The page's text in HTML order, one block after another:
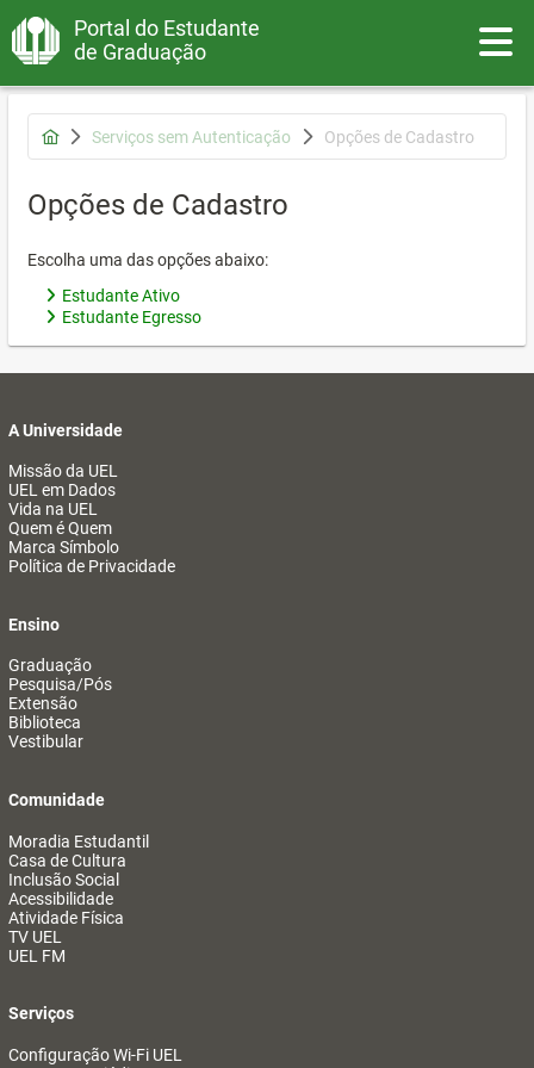
Portal do Estudante
de Graduação
Serviços sem Autenticação Opções de Cadastro
Opções de Cadastro
Escolha uma das opções abaixo:
Estudante Ativo
Estudante Egresso
A Universidade
Missão da UEL
UEL em Dados
Vida na UEL
Quem é Quem
Marca Símbolo
Política de Privacidade
Ensino
Graduação
Pesquisa/Pós
Extensão
Biblioteca
Vestibular
Comunidade
Moradia Estudantil
Casa de Cultura
Inclusão Social
Acessibilidade
Atividade Física
TV UEL
UEL FM
Serviços
Configuração Wi-Fi UEL